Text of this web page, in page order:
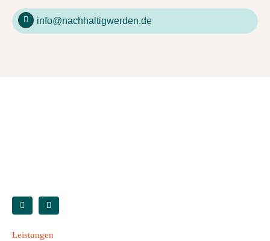
info@nachhaltigwerden.de
Leistungen